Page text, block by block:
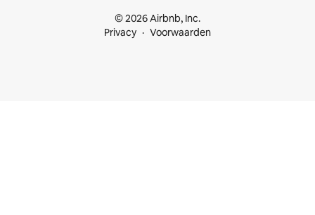
© 2026 Airbnb, Inc.
Privacy
Voorwaarden